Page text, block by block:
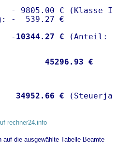
- 9805.00 € (Klasse I)
-  539.27 €
- 10344.27 €
45296.93 €
34952.66 €
rechner24.info
die ausgewählte Tabelle Beamte